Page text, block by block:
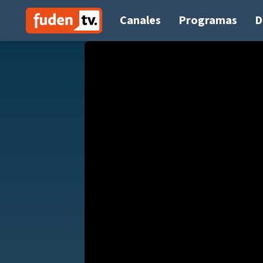
contenido
Canales Programas